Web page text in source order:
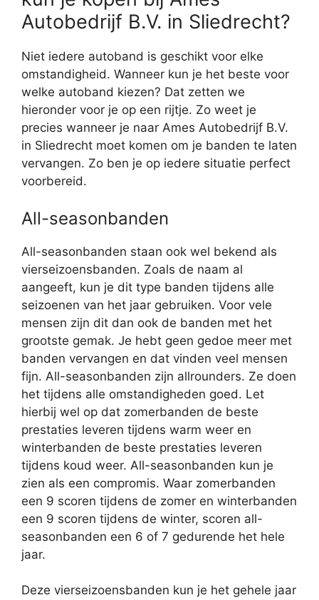
Autobedrijf B.V. in Sliedrecht?
Niet iedere autoband is geschikt voor elke
omstandigheid. Wanneer kun je het beste voor
welke autoband kiezen? Dat zetten we
hieronder voor je op een rijtje. Zo weet je
precies wanneer je naar Ames Autobedrijf B.V.
in Sliedrecht moet komen om je banden te laten
vervangen. Zo ben je op iedere situatie perfect
voorbereid.
All-seasonbanden
All-seasonbanden staan ook wel bekend als
vierseizoensbanden. Zoals de naam al
aangeeft, kun je dit type banden tijdens alle
seizoenen van het jaar gebruiken. Voor vele
mensen zijn dit dan ook de banden met het
grootste gemak. Je hebt geen gedoe meer met
banden vervangen en dat vinden veel mensen
fijn. All-seasonbanden zijn allrounders. Ze doen
het tijdens alle omstandigheden goed. Let
hierbij wel op dat zomerbanden de beste
prestaties leveren tijdens warm weer en
winterbanden de beste prestaties leveren
tijdens koud weer. All-seasonbanden kun je
zien als een compromis. Waar zomerbanden
een 9 scoren tijdens de zomer en winterbanden
een 9 scoren tijdens de winter, scoren all-
seasonbanden een 6 of 7 gedurende het hele
jaar.
Deze vierseizoensbanden kun je het gehele jaar